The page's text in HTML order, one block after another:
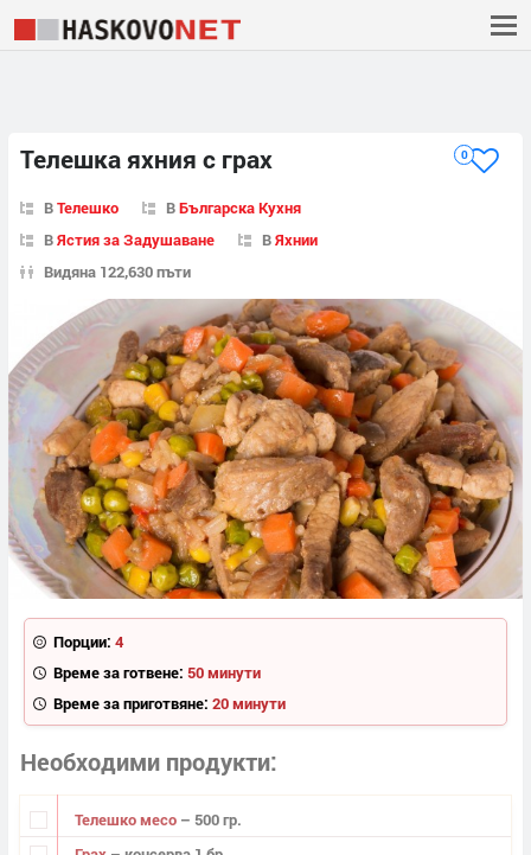
Телешка яхния с грах 0
ВТелешко ВБългарска Кухня
ВЯстия за Задушаване ВЯхнии
Видяна 122,630 пъти
Порции: 4
Време за готвене: 50 минути
Време за приготвяне: 20 минути
Необходими продукти
Телешко месо – 500 гр.